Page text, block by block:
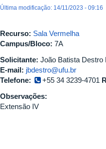
Última modificação: 14/11/2023 - 09:16
Recurso: Sala Vermelha
Campus/Bloco: 7A
Solicitante: João Batista Destro
E-mail: jbdestro@ufu.br
Telefone:
+55 34 3239-4701
Observações:
Extensão IV